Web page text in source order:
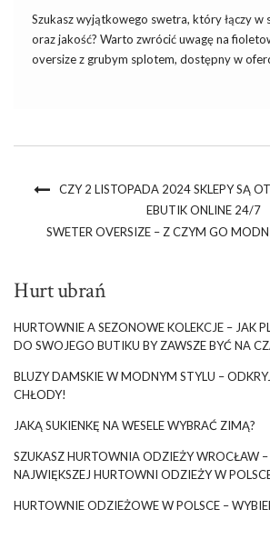
Szukasz wyjątkowego swetra, który łączy
oraz jakość? Warto zwrócić uwagę na
oversize z grubym splotem, dostępny w
CZY 2 LISTOPADA 2024 SKLEPY SĄ
EBUTIK ONLINE 24/7
SWETER OVERSIZE – Z CZYM GO
Hurt ubrań
HURTOWNIE A SEZONOWE KOLEKCJE – JAK
DO SWOJEGO BUTIKU BY ZAWSZE BYĆ NA
BLUZY DAMSKIE W MODNYM STYLU –
CHŁODY!
JAKĄ SUKIENKĘ NA WESELE WYBRAĆ ZIMĄ?
SZUKASZ HURTOWNIA ODZIEŻY WROCŁAW
NAJWIĘKSZEJ HURTOWNI ODZIEŻY W
HURTOWNIE ODZIEŻOWE W POLSCE –